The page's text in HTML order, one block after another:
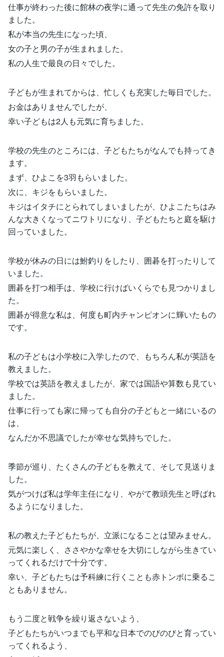
仕事が終わった後に館林の夜学に通って先生の免許を取り
ました。
私が本当の先生になった頃、
女の子と男の子が生まれました。
私の人生で最良の日々でした。
子どもが生まれてからは、忙しくも充実した毎日でした。
お金はありませんでしたが、
幸い子どもは2人も元気に育ちました。
学校の先生のところには、子どもたちがなんでも持ってき
ます。
まず、ひよこを3羽もらいました。
次に、キジをもらいました。
キジはイタチにとられてしまいましたが、ひよこたちはみ
んな大きくなってニワトリになり、子どもたちと庭を駆け
回っていました。
学校が休みの日には鮒釣りをしたり、囲碁を打ったりして
いました。
囲碁を打つ相手は、学校に行けばいくらでも見つかりまし
た。
囲碁が得意な私は、何度も町内チャンピオンに輝いたもの
です。
私の子どもは小学校に入学したので、もちろん私が英語を
教えました。
学校では英語を教えましたが、家では国語や算数も見てい
ました。
仕事に行っても家に帰っても自分の子どもと一緒にいるの
は、
なんだか不思議でしたが幸せな気持ちでした。
季節が巡り、たくさんの子どもを教えて、そして見送りま
した。
気がつけば私は学年主任になり、やがて教頭先生と呼ばれ
るようになりました。
私の教えた子どもたちが、立派になることは望みません。
元気に楽しく、ささやかな幸せを大切にしながら生きてい
ってくれるだけで十分です。
幸い、子どもたちは予科練に行くことも赤トンボに乗るこ
ともありません。
もう二度と戦争を繰り返さないよう、
子どもたちがいつまでも平和な日本でのびのびと育ってい
ってくれるよう、